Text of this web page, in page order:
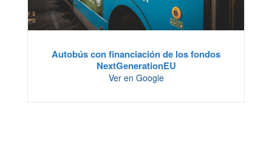
Autobús con financiación de los fondos
NextGenerationEU
Ver en Google